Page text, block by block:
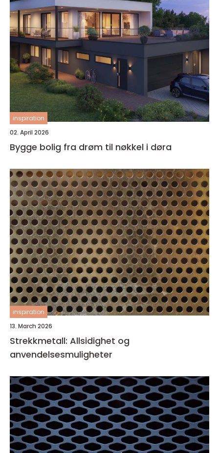
inspiration
02. April 2026
Bygge bolig fra drøm til nøkkel i døra
inspiration
13. March 2026
Strekkmetall: Allsidighet og
anvendelsesmuligheter